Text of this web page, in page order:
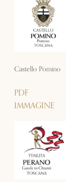
Castello Pomino
PDF
IMMAGINE